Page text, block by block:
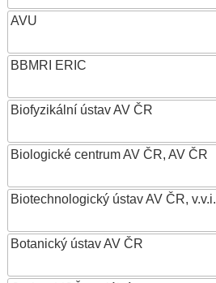
AVU
BBMRI ERIC
Biofyzikální ústav AV ČR
Biologické centrum AV ČR, AV ČR
Biotechnologický ústav AV ČR, v.v.i.
Botanický ústav AV ČR